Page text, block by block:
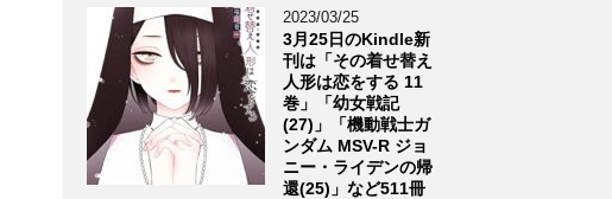
2023/03/25
3月25日のKindle新
刊は「その着せ替え
人形は恋をする 11
巻」「幼女戦記
(27)」「機動戦士ガ
ンダム MSV-R ジョ
ニー・ライデンの帰
還(25)」など511冊